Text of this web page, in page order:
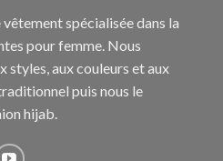
spécialisée dans la
pour femme. Nous
styles, aux couleurs et aux
puis nous le
hijab.